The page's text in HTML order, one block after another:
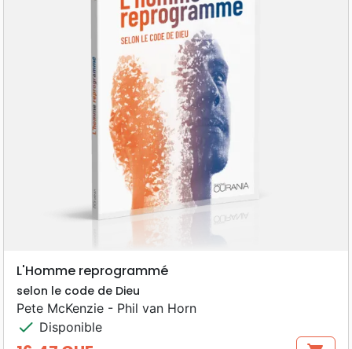
L'Homme reprogrammé
selon le code de Dieu
Pete McKenzie - Phil van Horn
check Disponible